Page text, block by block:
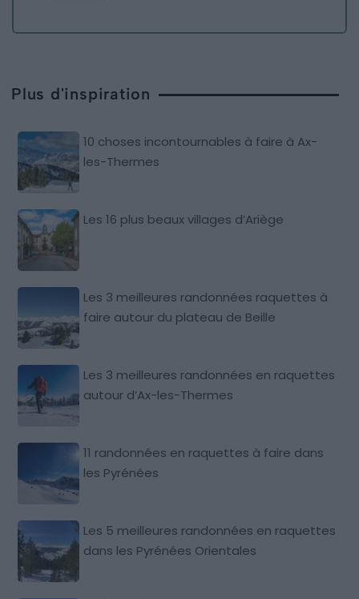
Plus d'inspiration
10 choses incontournables à faire à Ax-
les-Thermes
Les 16 plus beaux villages d’Ariège
Les 3 meilleures randonnées raquettes à
faire autour du plateau de Beille
Les 3 meilleures randonnées en raquettes
autour d’Ax-les-Thermes
11 randonnées en raquettes à faire dans
les Pyrénées
Les 5 meilleures randonnées en raquettes
dans les Pyrénées Orientales